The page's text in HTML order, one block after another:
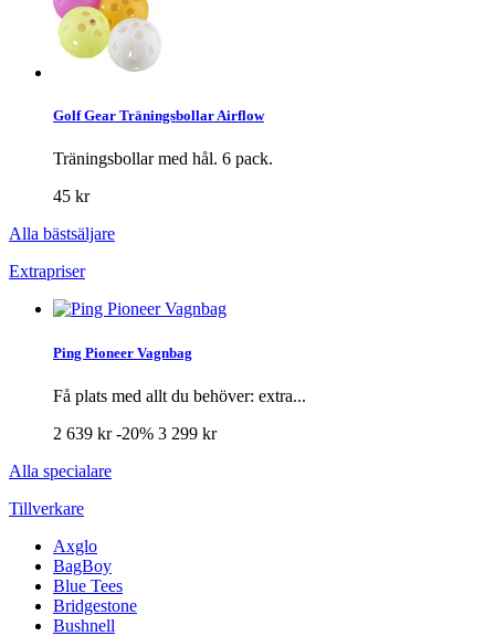
Golf Gear Träningsbollar Airflow
Träningsbollar med hål. 6 pack.
45 kr
Alla bästsäljare
Extrapriser
Ping Pioneer Vagnbag
Få plats med allt du behöver: extra...
2 639 kr-20% 3 299 kr
Alla specialare
Tillverkare
Axglo
BagBoy
Blue Tees
Bridgestone
Bushnell